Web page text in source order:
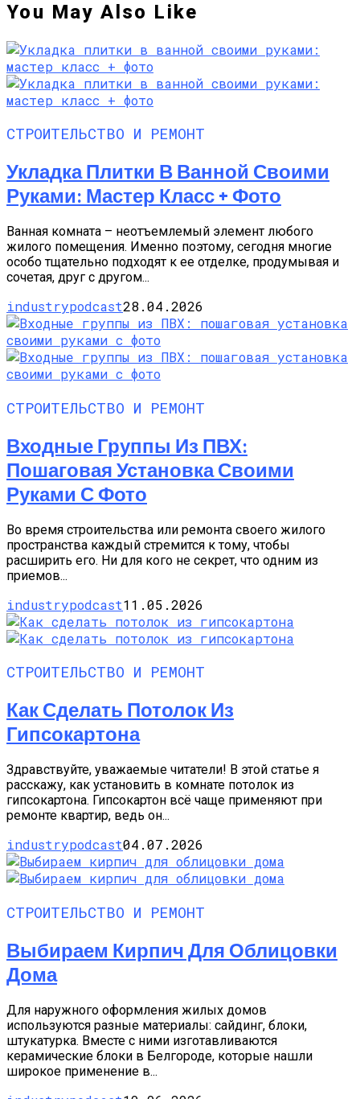
You May Also Like
СТРОИТЕЛЬСТВО И РЕМОНТ
Укладка Плитки В Ванной Своими
Руками: Мастер Класс + Фото
Ванная комната – неотъемлемый элемент любого
жилого помещения. Именно поэтому, сегодня многие
особо тщательно подходят к ее отделке, продумывая и
сочетая, друг с другом...
industrypodcast28.04.2026
СТРОИТЕЛЬСТВО И РЕМОНТ
Входные Группы Из ПВХ:
Пошаговая Установка Своими
Руками С Фото
Во время строительства или ремонта своего жилого
пространства каждый стремится к тому, чтобы
расширить его. Ни для кого не секрет, что одним из
приемов...
industrypodcast11.05.2026
СТРОИТЕЛЬСТВО И РЕМОНТ
Как Сделать Потолок Из
Гипсокартона
Здравствуйте, уважаемые читатели! В этой статье я
расскажу, как установить в комнате потолок из
гипсокартона. Гипсокартон всё чаще применяют при
ремонте квартир, ведь он...
industrypodcast04.07.2026
СТРОИТЕЛЬСТВО И РЕМОНТ
Выбираем Кирпич Для Облицовки
Дома
Для наружного оформления жилых домов
используются разные материалы: сайдинг, блоки,
штукатурка. Вместе с ними изготавливаются
керамические блоки в Белгороде, которые нашли
широкое применение в...